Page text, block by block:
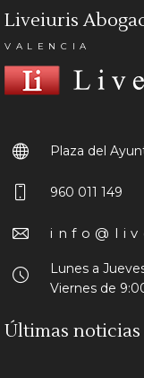
Liveiuris
VALENCIA
Plaza del
960 011 149
Lunes a
Viernes de
Últimas noticias